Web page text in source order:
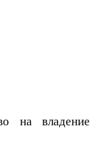
на владение